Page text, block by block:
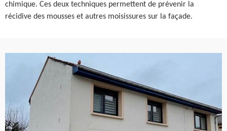
chimique. Ces deux techniques permettent de prévenir la
récidive des mousses et autres moisissures sur la façade.